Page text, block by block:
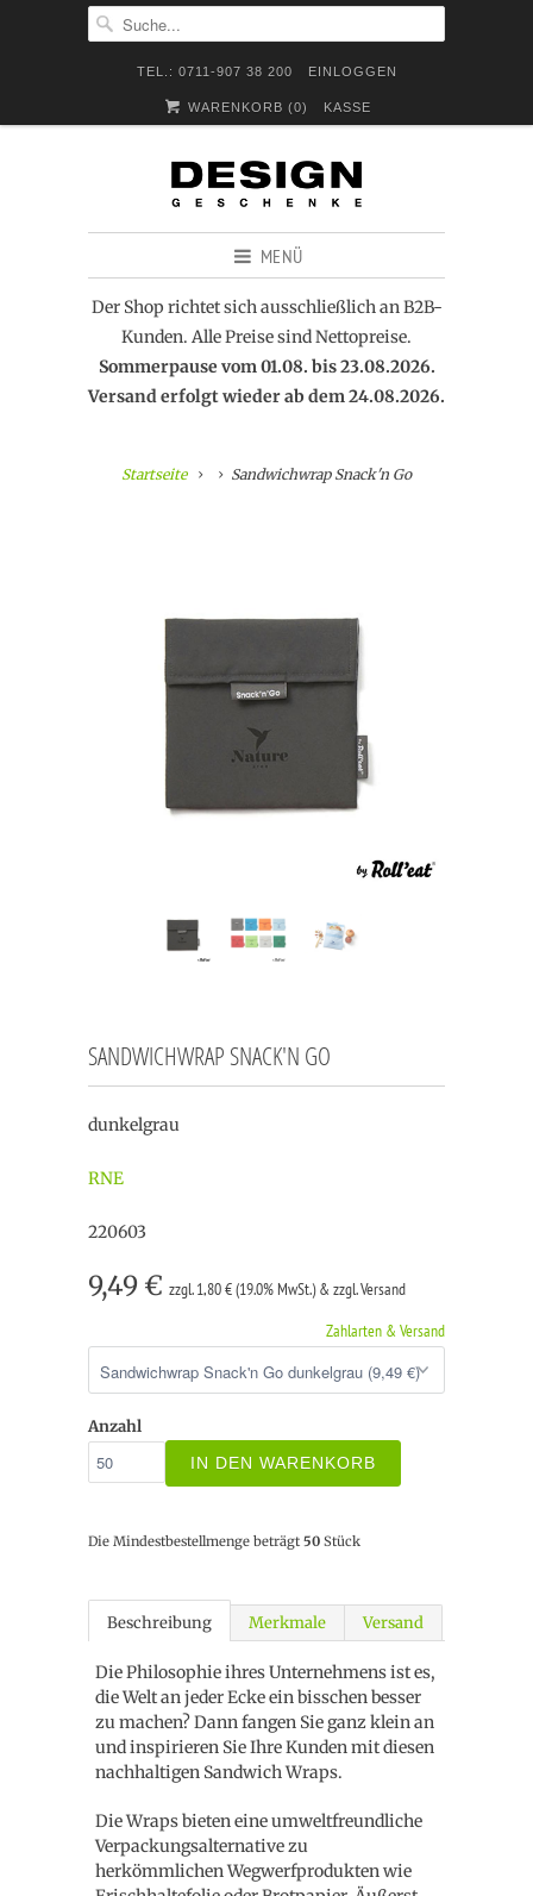
TEL.: 0711-907 38 200 EINLOGGEN
WARENKORB (0) KASSE
MENÜ
Der Shop richtet sich ausschließlich an B2B-
Kunden. Alle Preise sind Nettopreise.
Sommerpause vom 01.08. bis 23.08.2026.
Versand erfolgt wieder ab dem 24.08.2026.
Startseite Sandwichwrap Snack'n Go
SANDWICHWRAP SNACK'N GO
dunkelgrau
RNE
220603
9,49 € zzgl. 1,80 € (19.0% MwSt.) & zzgl. Versand
Zahlarten & Versand
Anzahl
IN DEN WARENKORB
Die Mindestbestellmenge beträgt 50 Stück
Beschreibung Merkmale Versand
Die Philosophie ihres Unternehmens ist es,
die Welt an jeder Ecke ein bisschen besser
zu machen? Dann fangen Sie ganz klein an
und inspirieren Sie Ihre Kunden mit diesen
nachhaltigen Sandwich Wraps.
Die Wraps bieten eine umweltfreundliche
Verpackungsalternative zu
herkömmlichen Wegwerfprodukten wie